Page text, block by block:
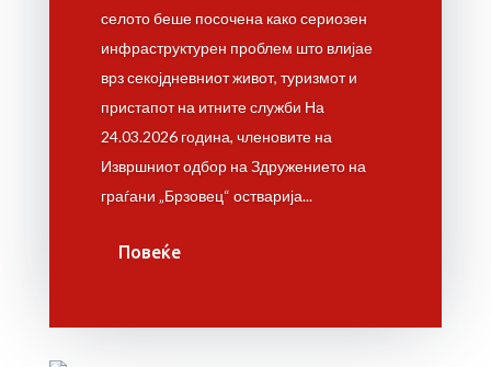
селото беше посочена како сериозен
инфраструктурен проблем што влијае
врз секојдневниот живот, туризмот и
пристапот на итните служби На
24.03.2026 година, членовите на
Извршниот одбор на Здружението на
граѓани „Брзовец“ остварија...
Повеќе